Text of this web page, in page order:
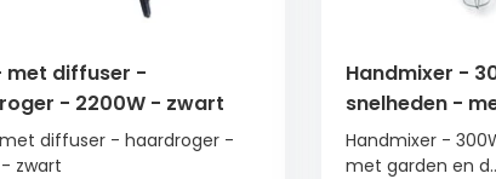
met diffuser -
- 2200W - zwart
diffuser - haardroger -
zwart
Handmixer -
snelheden -
deeghaken -
Handmixer -
met garden en